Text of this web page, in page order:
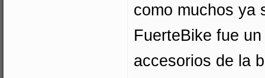
como muchos ya
FuerteBike fue
accesorios de la